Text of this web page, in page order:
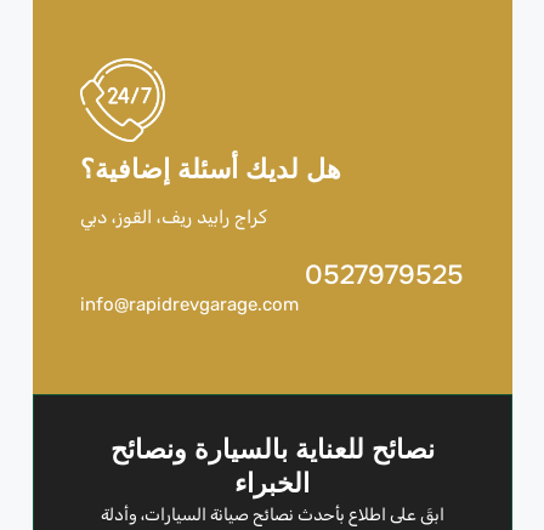
هل لديك أسئلة إضافية؟
كراج رابيد ريف، القوز، دبي
0527979525
info@rapidrevgarage.com
نصائح للعناية بالسيارة ونصائح
الخبراء
ابقَ على اطلاع بأحدث نصائح صيانة السيارات، وأدلة